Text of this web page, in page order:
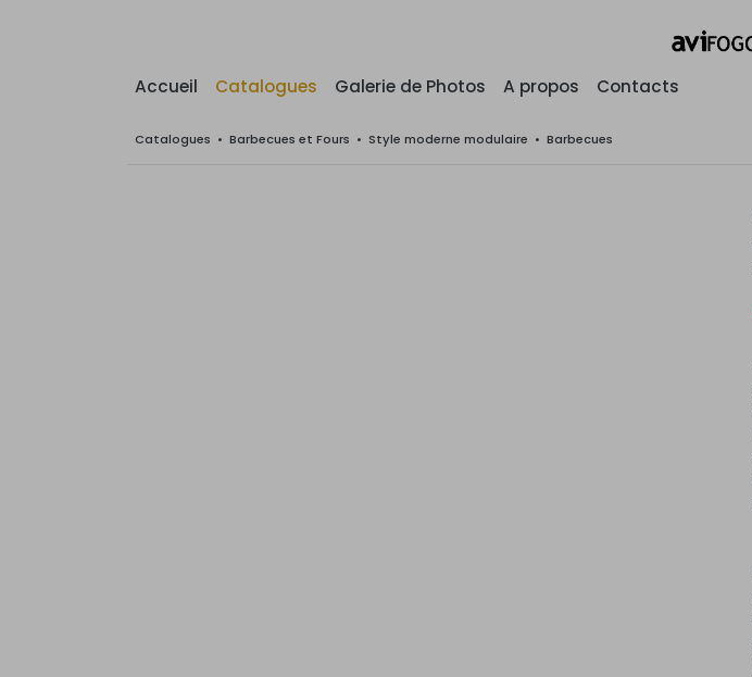
Accueil Catalogues Galerie de Photos A propos Contacts
Catalogues • Barbecues et Fours • Style moderne modulaire • Barbecues